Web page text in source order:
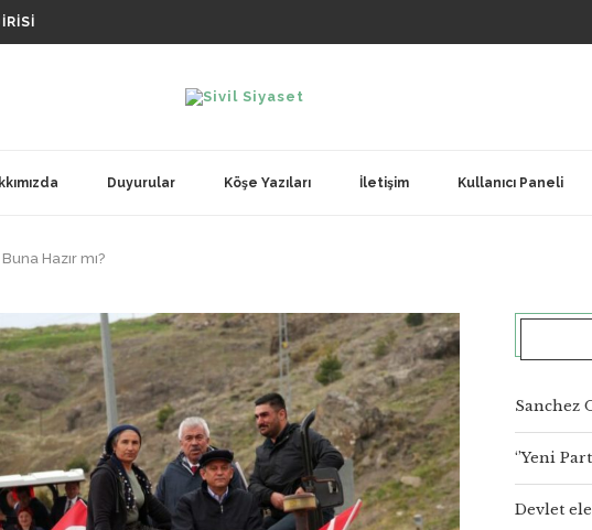
SIYASILERI AKLI SELIME DAVET EDIYORUZ
Duyurular Köşe Yazıları İletişim Kullanıcı Paneli
Hazır mı?
Sanchez
‘’Yeni
Devlet